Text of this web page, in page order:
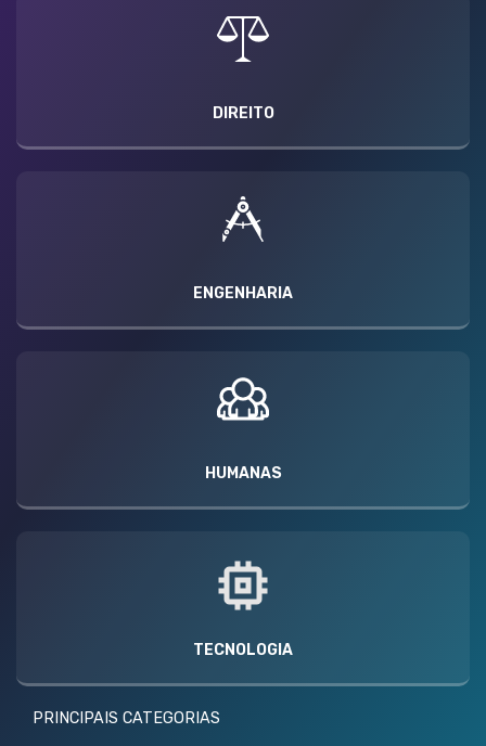
DIREITO
ENGENHARIA
HUMANAS
TECNOLOGIA
PRINCIPAIS CATEGORIAS